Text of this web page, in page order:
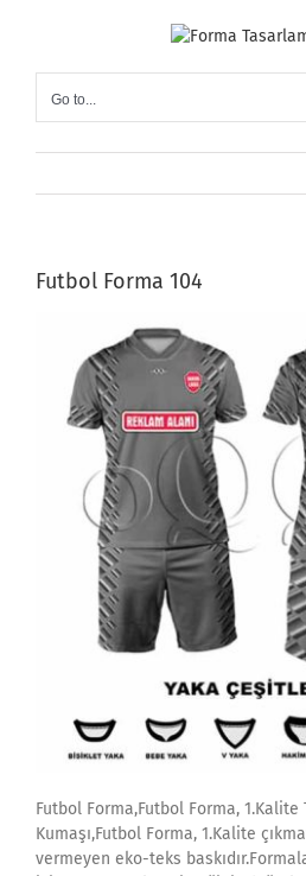
Go to...
Futbol Forma 104
Futbol Forma,Futbol Forma, 1.Kalite
Kumaşı,Futbol Forma, 1.Kalite
vermeyen eko-teks